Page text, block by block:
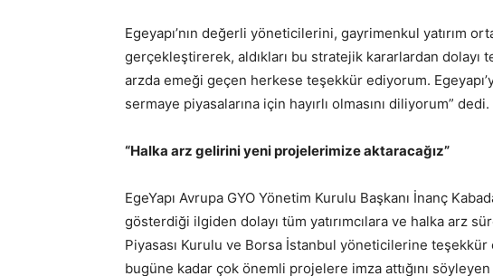
Egeyapı’nın değerli yöneticilerini, gayrimenkul yatırım
gerçekleştirerek, aldıkları bu stratejik kararlardan
arzda emeği geçen herkese teşekkür ediyorum.
sermaye piyasalarına için hayırlı olmasını diliyorum” dedi.
“Halka arz gelirini yeni projelerimize aktaracağız”
EgeYapı Avrupa GYO Yönetim Kurulu Başkanı İnanç
gösterdiği ilgiden dolayı tüm yatırımcılara ve halka arz
Piyasası Kurulu ve Borsa İstanbul yöneticilerine teşekkür
bugüne kadar çok önemli projelere imza attığını